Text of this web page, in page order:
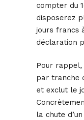
compter du
disposerez
jours francs
déclaration
Pour
par tranche
et exclut le
la chute